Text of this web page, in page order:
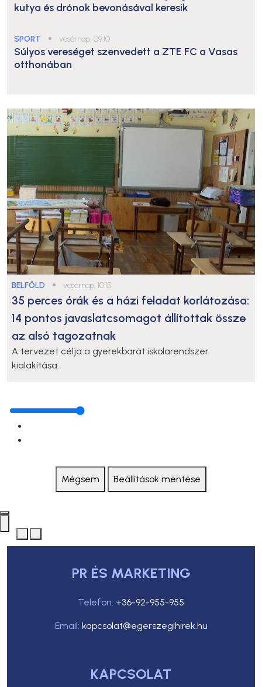
kutya és drónok bevonásával keresik
SPORT ● vasárnap, 09:10
Súlyos vereséget szenvedett a ZTE FC a Vasas
otthonában
BELFÖLD ● vasárnap, 10:15
35 perces órák és a házi feladat korlátozása:
14 pontos javaslatcsomagot állítottak össze
az alsó tagozatnak
A tervezet célja a gyerekbarát iskolarendszer
kialakítása.
Mégsem Beállítások mentése
PR ÉS MARKETING
Telefon: +36-92-955-955
Email: kapcsolat@egerszegihirek.hu
KAPCSOLAT